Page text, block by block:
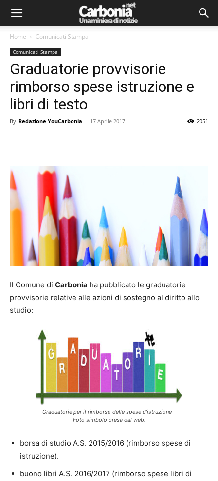
Home Comunicati Stampa
Comunicati Stampa
Graduatorie provvisorie
rimborso spese istruzione e
libri di testo
By Redazione YouCarbonia - 17 Aprile 2017 2051
Il Comune di Carbonia ha pubblicato le graduatorie
provvisorie relative alle azioni di sostegno al diritto allo
studio:
Graduatorie per il rimborso delle spese d’istruzione –
Foto simbolo presa dal web.
borsa di studio A.S. 2015/2016 (rimborso spese di
istruzione).
buono libri A.S. 2016/2017 (rimborso spese libri di